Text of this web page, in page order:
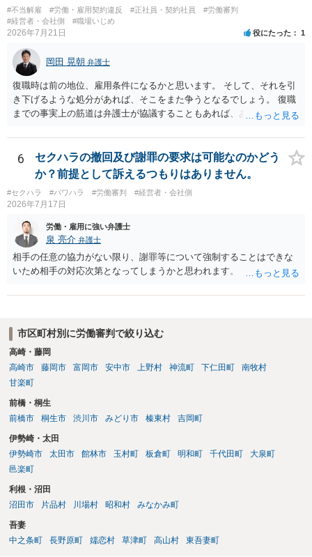
#不当解雇 #労働・雇用契約違反 #正社員・契約社員
#労働審判
#経営者・会社側
#職場いじめ
2026年7月21日 役にたった 1
岡田 晃朝 弁護士
復職時は前の地位、雇用条件になるかと思います。 そして、それを引
き下げるような処分があれば、そこをまた争うとなるでしょう。 復職
までの事実上の筋道は弁護士が協議することもあれば、あなたがご自
ょうから、別途費用が発生することもありますが、出勤日時の設定く
らいならサービスでしてくれるかもしれません。
6
セクハラの撤回及び謝罪の要求は可能なのかどう
か？前提として訴えるつもりはありません。
#セクハラ #パワハラ #労働審判 #経営者・会社側
2026年7月17日
労働・雇用に強い弁護士
泉 亮介 弁護士
相手の任意の協力がない限り、謝罪等について強制することはできな
いため相手の対応次第となってしまうかと思われます。
市区町村別に労働審判で絞り込む
高崎・藤岡
高崎市
藤岡市 富岡市 安中市 上野村 神流町 下仁田町
南牧村
甘楽町
前橋・桐生
前橋市
桐生市 渋川市 みどり市 榛東村 吉岡町
伊勢崎・太田
伊勢崎市
太田市 館林市 玉村町 板倉町 明和町 千代田町
大泉町
邑楽町
利根・沼田
沼田市
片品村 川場村 昭和村 みなかみ町
吾妻
中之条町
長野原町 嬬恋村 草津町 高山村 東吾妻町